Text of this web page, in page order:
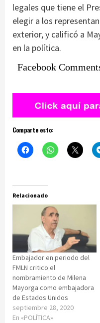
legales que tiene el
elegir a los
exterior, y calificó a
en la política.
Facebook
Comparte esto:
Relacionado
Embajador en periodo del
FMLN critico el
nombramiento de Milena
Mayorga como embajadora
de Estados Unidos
septiembre 28, 2020
En «POLÍTICA»